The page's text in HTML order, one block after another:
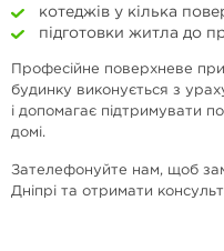
котеджів у кілька
підготовки житла до
Професійне поверхневе
будинку виконується з
і допомагає підтримувати
домі.
Зателефонуйте нам, щоб
Дніпрі та отримати